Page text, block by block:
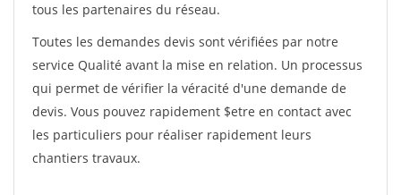
tous les partenaires du réseau.
Toutes les demandes devis sont vérifiées par notre
service Qualité avant la mise en relation. Un processus
qui permet de vérifier la véracité d'une demande de
devis. Vous pouvez rapidement $etre en contact avec
les particuliers pour réaliser rapidement leurs
chantiers travaux.